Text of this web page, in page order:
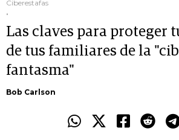
Ciberestafas
.
Las claves para proteger
de tus familiares de la
fantasma"
Bob Carlson